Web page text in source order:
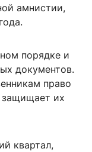
амнистии,
порядке и
документов.
право
их
квартал,